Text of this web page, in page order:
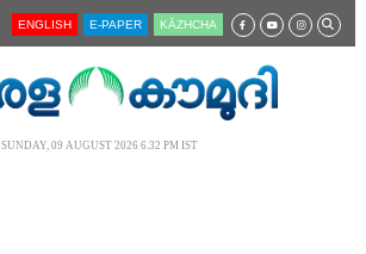
ENGLISH E-PAPER KĀZHCHA
SUNDAY, 09 AUGUST 2026 6.32 PM IST